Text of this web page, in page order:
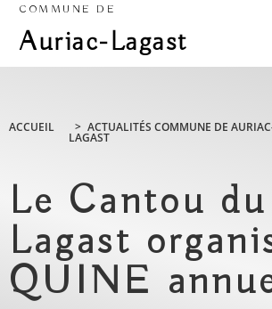
COMMUNE DE
Auriac-Lagast
ACCUEIL > ACTUALITÉS COMMUNE DE
LAGAST
Le Cantou du
Lagast
QUINE